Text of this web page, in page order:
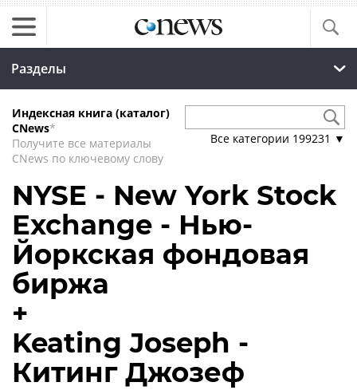
Разделы
Индексная книга (каталог)
CNews*
Получите все материалы
CNews по ключевому слову
Все категории 199231 ▼
NYSE - New York Stock
Exchange - Нью-
Йоркская фондовая
биржа
+
Keating Joseph -
Китинг Джозеф